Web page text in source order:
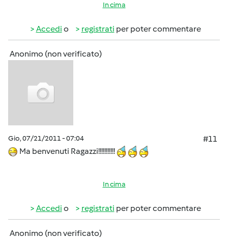
In cima
Accedi o registrati per poter commentare
Anonimo (non verificato)
Gio, 07/21/2011 - 07:04
#11
Ma benvenuti Ragazzi!!!!!!!!!!!
In cima
Accedi o registrati per poter commentare
Anonimo (non verificato)